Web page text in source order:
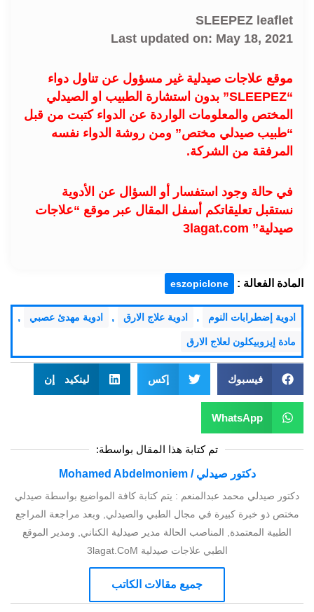
SLEEPEZ leaflet
Last updated on: May 18, 2021
موقع علاجات صيدلية غير مسؤول عن تناول دواء
“SLEEPEZ” بدون استشارة الطبيب او الصيدلي
المختص والمعلومات الواردة عن الدواء كتبت من قبل
“طبيب صيدلي مختص” ومن روشة الدواء نفسه
المرفقة من الشركة.
في حالة وجود استفسار أو السؤال عن الأدوية
نستقبل تعليقاتكم أسفل المقال عبر موقع “علاجات
صيدلية” 3lagat.com
المادة الفعالة : eszopiclone
ادوية إضطرابات النوم , ادوية علاج الارق , ادوية مهدئ عصبي ,
مادة إيزوبيكلون لعلاج الارق
فيسبوك إكس لينكيد إن
WhatsApp
تم كتابة هذا المقال بواسطة:
دكتور صيدلي / Mohamed Abdelmoniem
دكتور صيدلي محمد عبدالمنعم : يتم كتابة كافة المواضيع بواسطة صيدلي
مختص ذو خبرة كبيرة في مجال الطبي والصيدلي, وبعد مراجعة المراجع
الطبية المعتمدة, المناصب الحالة مدير صيدلية الكناني, ومدير الموقع
الطبي علاجات صيدلية 3lagat.CoM
جميع مقالات الكاتب